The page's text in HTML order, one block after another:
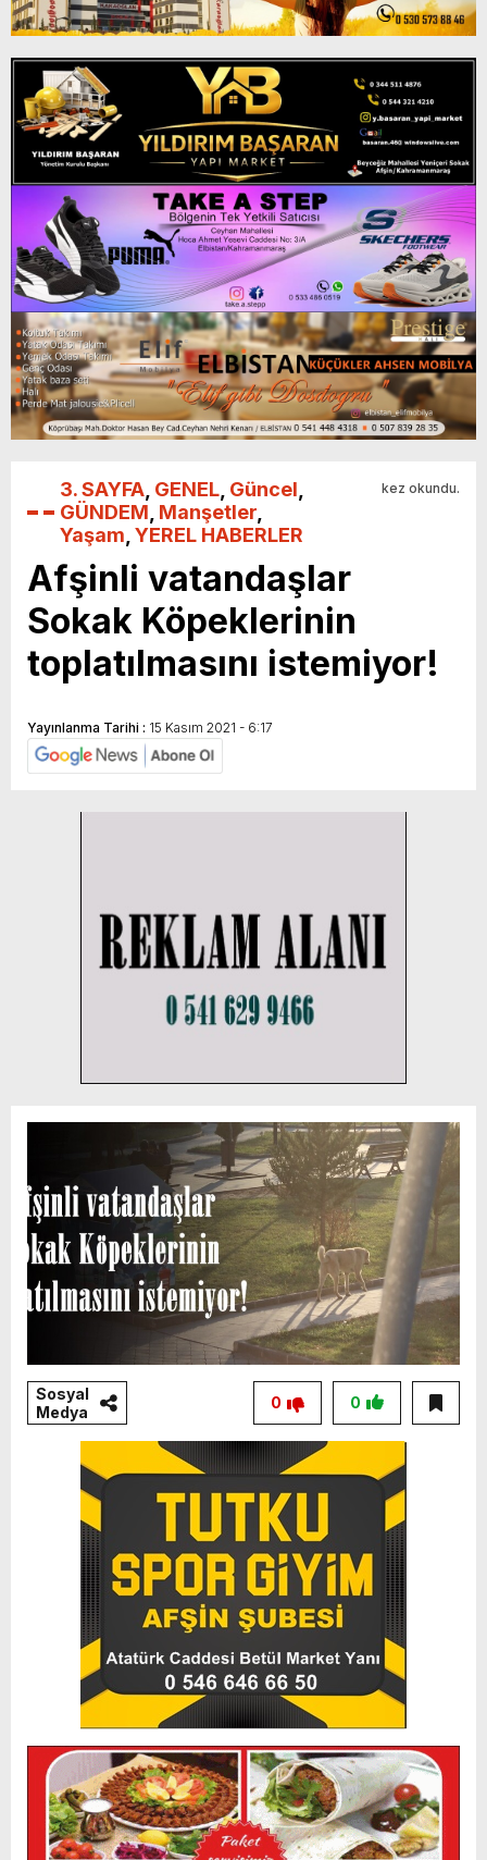
3. SAYFA GENEL Güncel
GÜNDEM Manşetler
Yaşam YEREL HABERLER
kez okundu.
Afşinli vatandaşlar
Sokak Köpeklerinin
toplatılmasını istemiyor!
Yayınlanma Tarihi : 15 Kasım 2021 - 6:17
Sosyal
Medya
0
0